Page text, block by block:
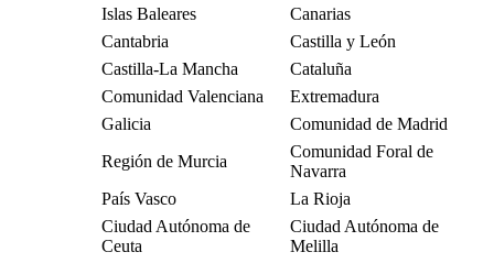
Islas Baleares
Canarias
Cantabria
Castilla y León
Castilla-La Mancha
Cataluña
Comunidad Valenciana
Extremadura
Galicia
Comunidad de Madrid
Región de Murcia
Comunidad Foral de
Navarra
País Vasco
La Rioja
Ciudad Autónoma de
Ceuta
Ciudad Autónoma de
Melilla